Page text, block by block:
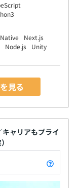
Next.js
Node.js
Unity
見る
キャリアもプライ